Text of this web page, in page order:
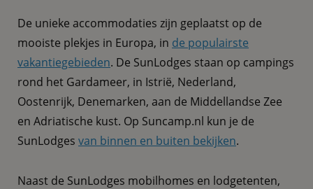
De unieke accommodaties zijn geplaatst op de
mooiste plekjes in Europa, in de populairste
vakantiegebieden. De SunLodges staan op campings
rond het Gardameer, in Istrië, Nederland,
Oostenrijk, Denemarken, aan de Middellandse Zee
en Adriatische kust. Op Suncamp.nl kun je de
SunLodges van binnen en buiten bekijken.
Naast de SunLodges mobilhomes en lodgetenten,